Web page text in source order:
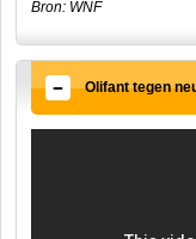
Bron: WNF
Olifant tegen